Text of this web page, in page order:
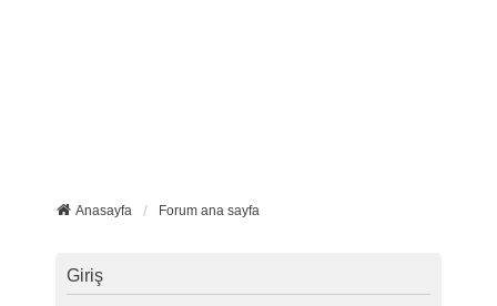
Anasayfa Forum ana sayfa
Giriş